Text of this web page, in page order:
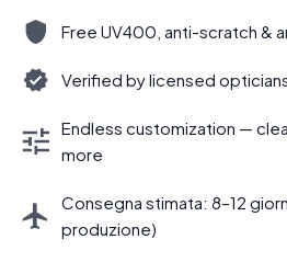
Free UV400, anti-scratch &
Verified by licensed
Endless customization —
more
Consegna stimata: 8–12
produzione)